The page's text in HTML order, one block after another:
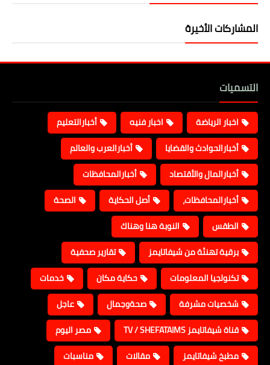
المشاركات الأخيرة
التسميات
اخبار الرياضة اخبار فنيه
أخبارالتعليم
أخبارالحوادث والقضايا
أخبارالعرب والعالم
أخبارالمال والأقتصاد
أخبارالمحافظات
أخبارالمحافظات،
أصل الحكاية
الصحة
الطقس
النوبة هنا وهناك
برقية تهنئة من شيفاتايمز
تقارير صحفية
تكنولجيا المعلومات
حكاية مكان
خدمات
شخصيات مشرفة
صحةوجمال
عاجل
قناة شيفاتايمز TV / SHEFATAIMS
مصر اليوم
مطبخ شيفاتايمز
مقالات
مناسبات